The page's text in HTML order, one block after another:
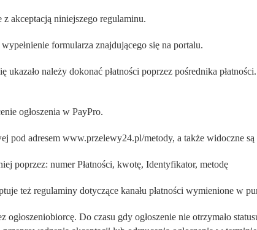
akceptacją niniejszego regulaminu.
formularza znajdującego się na portalu.
ukazało należy dokonać płatności poprzez pośrednika
ogłoszenia w PayPro.
pod adresem www.przelewy24.pl/metody, a także widoczne
poprzez: numer Płatności, kwotę, Identyfikator, metodę
też regulaminy dotyczące kanału płatności wymienione w
ogłoszeniobiorcę. Do czasu gdy ogłoszenie nie otrzymało